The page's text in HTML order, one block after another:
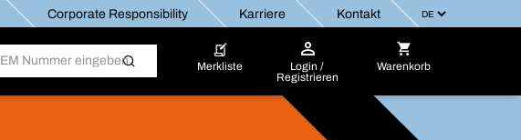
Corporate Responsibility Karriere Kontakt
Merkliste
Login /
Registrieren
Warenkorb